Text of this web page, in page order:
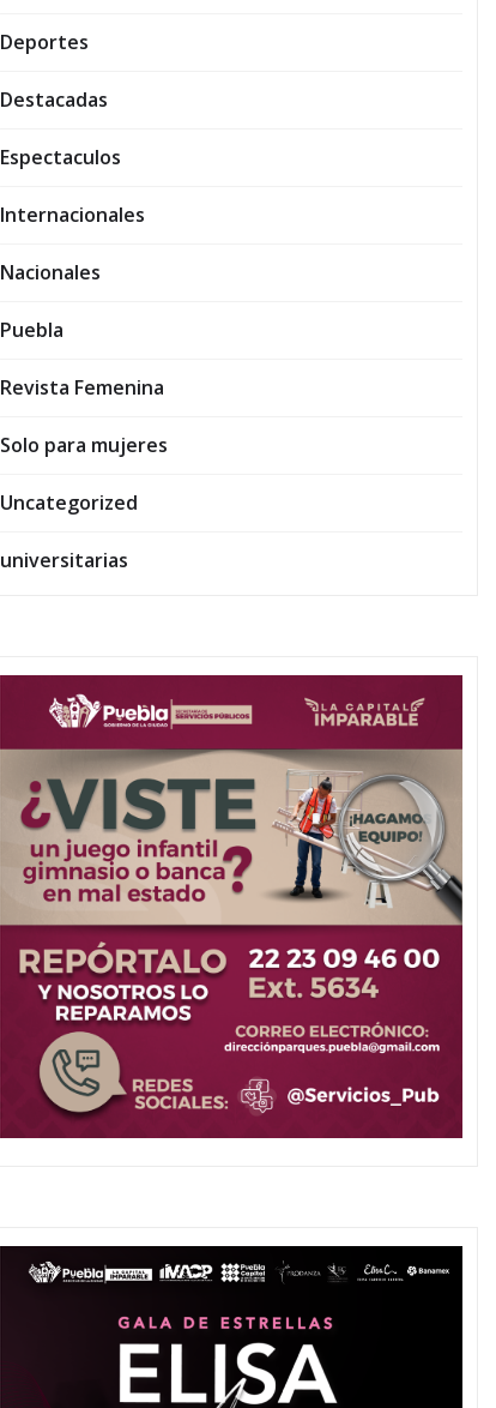
Deportes
Destacadas
Espectaculos
Internacionales
Nacionales
Puebla
Revista Femenina
Solo para mujeres
Uncategorized
universitarias